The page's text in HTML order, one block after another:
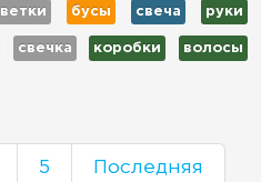
ветки бусы свеча руки
свечка коробки волосы
5 Последняя